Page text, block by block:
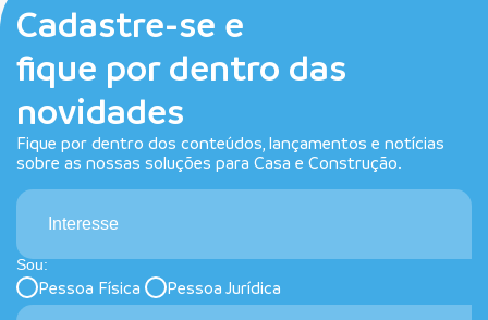
Cadastre-se e
fique por dentro das
novidades
Fique por dentro dos conteúdos, lançamentos e notícias
sobre as nossas soluções para Casa e Construção.
Interesse
Sou:
Pessoa Física Pessoa Jurídica